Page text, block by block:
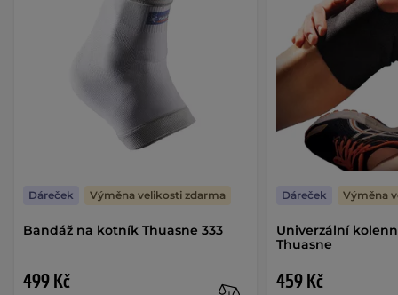
Bandáž na kotník Thuasne 333
499 Kč
Dáreček Výměna velikosti zdarma
Univerzální
Thuasne
459 Kč
Dáreček Výměna